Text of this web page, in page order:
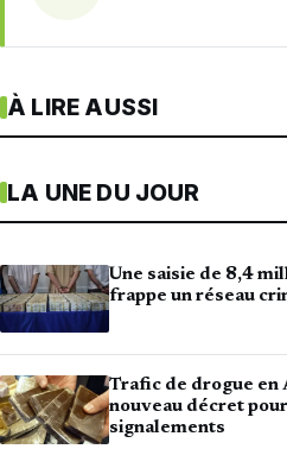
À LIRE AUSSI
LA UNE DU JOUR
Une saisie de 8,4
frappe un réseau
Trafic de drogue en
nouveau décret
signalements